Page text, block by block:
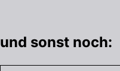
und sonst noch: